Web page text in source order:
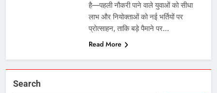
है—पहली नौकरी पाने वाले युवाओं को सीधा
लाभ और नियोक्ताओं को नई भर्तियों पर
प्रोत्साहन, ताकि बड़े पैमाने पर…
Read More
Search